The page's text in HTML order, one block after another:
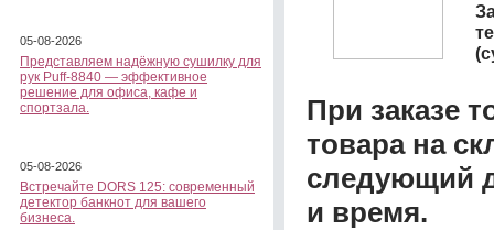
05-08-2026
Представляем надёжную сушилку для
рук Puff-8840 — эффективное
решение для офиса, кафе и
спортзала.
05-08-2026
Встречайте DORS 125: современный
детектор банкнот для вашего
бизнеса.
При заказе
товара на
следующий
и время.